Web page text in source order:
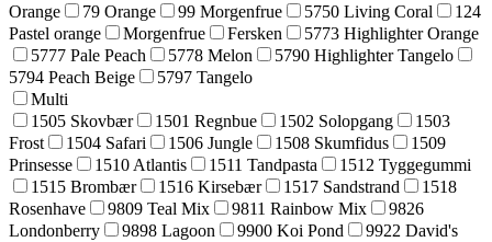
Orange
79 Orange 99 Morgenfrue 5750 Living Coral
124
Pastel orange
Morgenfrue Fersken
5773 Highlighter Orange
5777 Pale Peach
5778 Melon
5790 Highlighter Tangelo
5794 Peach Beige
5797 Tangelo
Multi
1505 Skovbær
1501 Regnbue 1502 Solopgang
1503
Frost
1504 Safari 1506 Jungle 1508 Skumfidus
1509
Prinsesse
1510 Atlantis 1511 Tandpasta
1512 Tyggegummi
1515 Brombær
1516 Kirsebær 1517 Sandstrand
1518
Rosenhave
9809 Teal Mix 9811 Rainbow Mix
9826
Londonberry
9898 Lagoon 9900 Koi Pond
9922 David's